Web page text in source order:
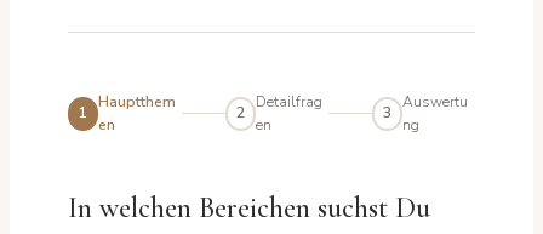
1
Hauptthem
en
2
Detailfrag
en
3
Auswertu
ng
In welchen Bereichen suchst Du